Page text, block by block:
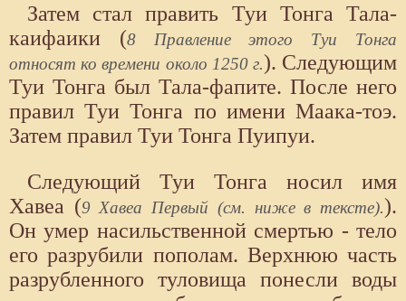
Затем стал править Туи Тонга Тала-
каифаики (8 Правление этого Туи Тонга
относят ко времени около 1250 г.). Следующим
Туи Тонга был Тала-фапите. После него
правил Туи Тонга по имени Маака-тоэ.
Затем правил Туи Тонга Пуипуи.
Следующий Туи Тонга носил имя
Хавеа (9 Хавеа Первый (см. ниже в тексте).).
Он умер насильственной смертью - тело
его разрубили пополам. Верхнюю часть
разрубленного туловища понесли воды